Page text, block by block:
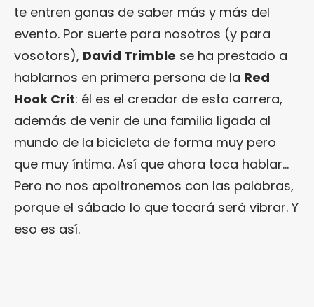
te entren ganas de saber más y más del
evento. Por suerte para nosotros (y para
vosotors), David Trimble se ha prestado a
hablarnos en primera persona de la Red
Hook Crit: él es el creador de esta carrera,
además de venir de una familia ligada al
mundo de la bicicleta de forma muy pero
que muy íntima. Así que ahora toca hablar…
Pero no nos apoltronemos con las palabras,
porque el sábado lo que tocará será vibrar. Y
eso es así.